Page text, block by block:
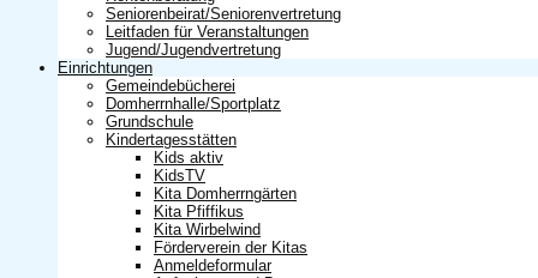
Seniorenbeirat/Seniorenvertretung
Leitfaden für Veranstaltungen
Jugend/Jugendvertretung
Einrichtungen
Gemeindebücherei
Domherrnhalle/Sportplatz
Grundschule
Kindertagesstätten
Kids aktiv
KidsTV
Kita Domherrngärten
Kita Pfiffikus
Kita Wirbelwind
Förderverein der Kitas
Anmeldeformular